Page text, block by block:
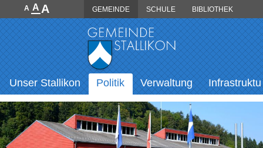
Direkt zum Inhalt springen
A A A GEMEINDE SCHULE BIBLIOTHEK
Hauptnavigation
Unser Stallikon Politik Verwaltung